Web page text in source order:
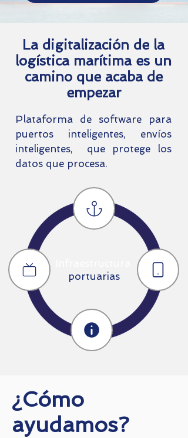
La digitalización de la
logística marítima es un
camino que acaba de
empezar
Plataforma de software para
puertos inteligentes, envíos
inteligentes, que protege los
datos que procesa.
portuarias
¿Cómo
ayudamos?